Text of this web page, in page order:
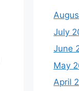
July
June
May
April